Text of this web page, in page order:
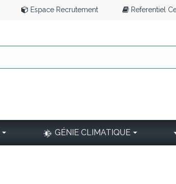
Espace Recrutement Referentiel
GÉNIE CLIMATIQUE